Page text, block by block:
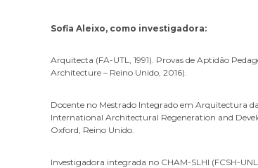
Sofia Aleixo, como investigadora:
Arquitecta (FA-UTL, 1991). Provas de Aptidão
Architecture – Reino Unido, 2016).
Docente no Mestrado Integrado em Arquitectura
International Architectural Regeneration and
Oxford, Reino Unido.
Investigadora integrada no CHAM-SLHI (FCSH-